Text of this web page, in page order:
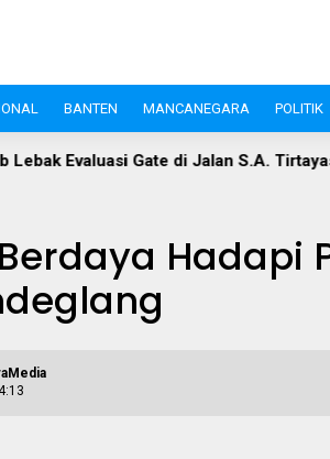
BANTEN MANCANEGARA POLITIK
di Jalan S.A. Tirtayasa Polemik
Hadapi